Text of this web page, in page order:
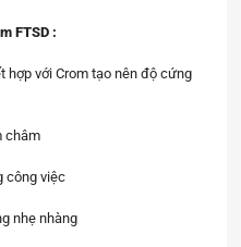
FTSD :
hợp với Crom tạo nên độ cứng
châm
công việc
nhẹ nhàng